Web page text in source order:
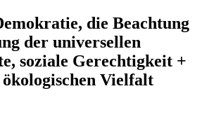
die Beachtung
der universellen
soziale Gerechtigkeit +
Vielfalt